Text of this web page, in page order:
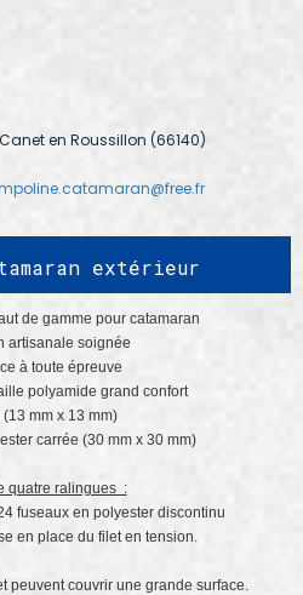
en Roussillon (66140)
extérieur
de gamme pour catamaran
artisanale soignée
à toute épreuve
polyamide grand confort
mm x 13 mm)
carrée (30 mm x 30 mm)
quatre ralingues :
fuseaux en polyester discontinu
en place du filet en tension.
peuvent couvrir une grande surface.